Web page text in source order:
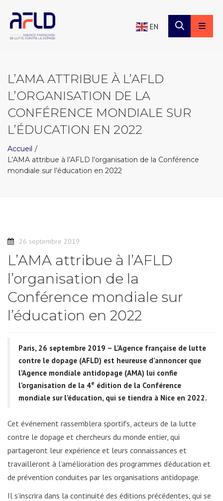
EN
L’AMA ATTRIBUE À L’AFLD
L’ORGANISATION DE LA
CONFÉRENCE MONDIALE SUR
L’ÉDUCATION EN 2022
Accueil
L’AMA attribue à l’AFLD l’organisation de la Conférence
mondiale sur l’éducation en 2022
26 septembre 2019
L’AMA attribue à l’AFLD
l’organisation de la
Conférence mondiale sur
l’éducation en 2022
Paris, 26 septembre 2019 – L’Agence française de lutte
contre le dopage (AFLD) est heureuse d’annoncer que
l’Agence mondiale antidopage (AMA) lui confie
l’organisation de la 4e édition de la Conférence
mondiale sur l’éducation, qui se tiendra à Nice en 2022.
Cet événement rassemblera sportifs, acteurs de la lutte
contre le dopage et chercheurs du monde entier, qui
partageront leur expérience et leurs connaissances et
travailleront à l’amélioration des programmes d’éducation et
de prévention conduites par les organisations antidopage.
Il s’inscrira dans la continuité des éditions précédentes, qui se